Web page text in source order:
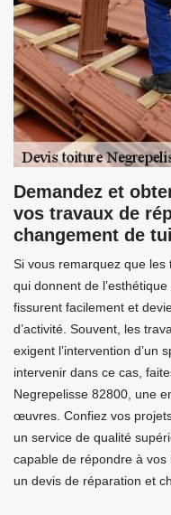
Demandez et
vos travaux de
changement de
Si vous remarquez que
qui donnent de
fissurent facilement et
d’activité. Souvent, les
exigent l’intervention d’un
intervenir dans ce cas,
Negrepelisse 82800, une
œuvres. Confiez vos
un service de qualité
capable de répondre à
un devis de réparation et